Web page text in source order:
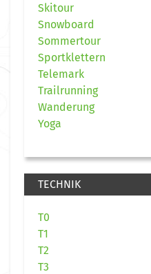
Skitour
Snowboard
Sommertour
Sportklettern
Telemark
Trailrunning
Wanderung
Yoga
TECHNIK
T0
T1
T2
T3